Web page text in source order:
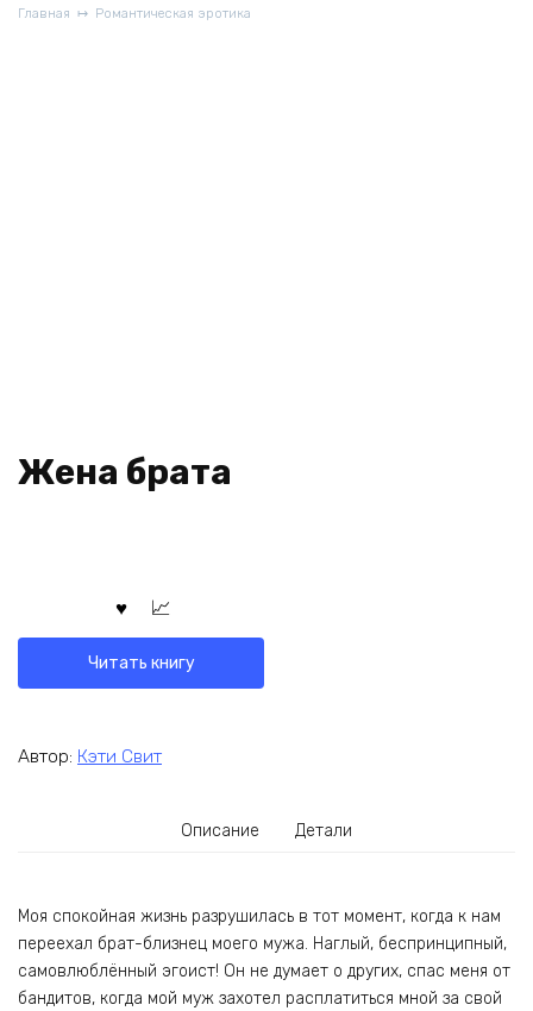
Главная Романтическая эротика
Жена брата
Читать книгу
Автор: Кэти Свит
Описание Детали
Моя спокойная жизнь разрушилась в тот момент, когда к нам
переехал брат-близнец моего мужа. Наглый, беспринципный,
самовлюблённый эгоист! Он не думает о других, спас меня от
бандитов, когда мой муж захотел расплатиться мной за свой